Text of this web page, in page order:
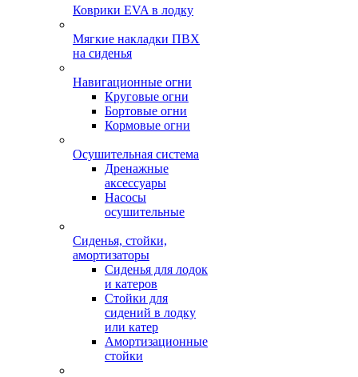
Коврики EVA в лодку
Мягкие накладки ПВХ
на сиденья
Навигационные огни
Круговые огни
Бортовые огни
Кормовые огни
Осушительная система
Дренажные
аксессуары
Насосы
осушительные
Сиденья, стойки,
амортизаторы
Сиденья для лодок
и катеров
Стойки для
сидений в лодку
или катер
Амортизационные
стойки